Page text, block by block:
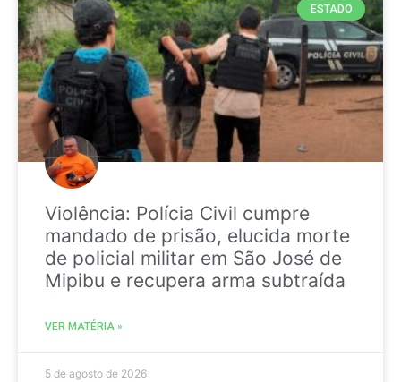
ESTADO
Violência: Polícia Civil cumpre
mandado de prisão, elucida morte
de policial militar em São José de
Mipibu e recupera arma subtraída
VER MATÉRIA »
5 de agosto de 2026